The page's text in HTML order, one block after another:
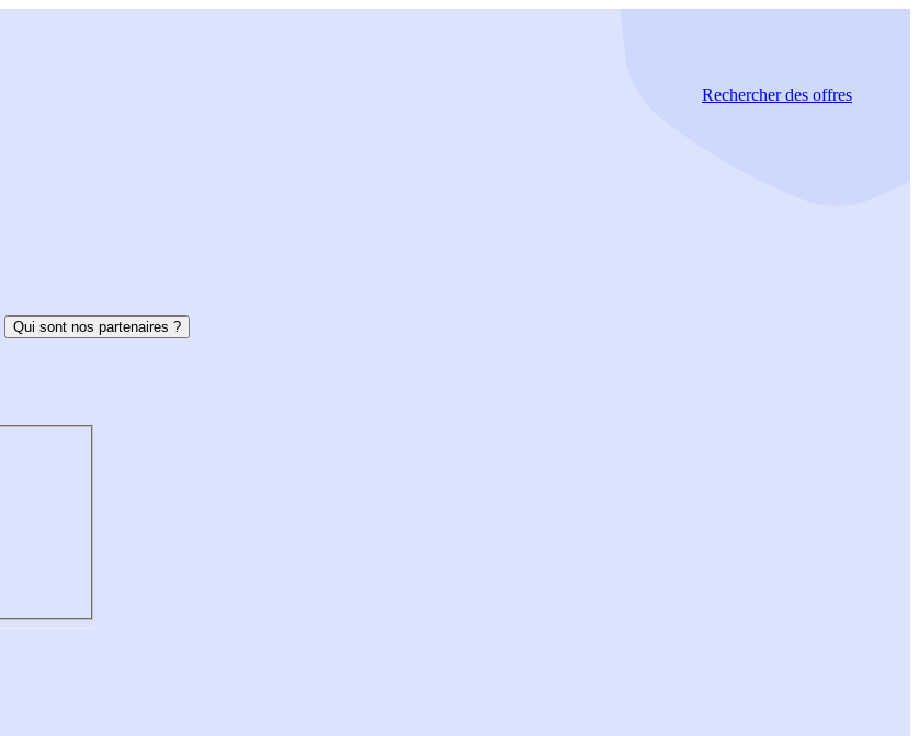
Rechercherdes offres
Qui sont nos partenaires ?